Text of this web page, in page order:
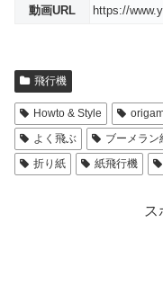
動画URL https://
飛行機
Howto & Style
よく飛ぶ
ブーメラン
折り紙
紙飛行機
ス